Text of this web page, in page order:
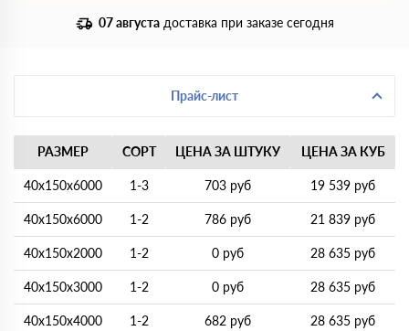
07 августа доставка при заказе сегодня
Прайс-лист
РАЗМЕР СОРТ ЦЕНА ЗА ШТУКУ ЦЕНА ЗА КУБ
40х150х6000 1-3 703 руб 19 539 руб
40х150х6000 1-2 786 руб 21 839 руб
40х150х2000 1-2 0 руб 28 635 руб
40х150х3000 1-2 0 руб 28 635 руб
40х150х4000 1-2 682 руб 28 635 руб